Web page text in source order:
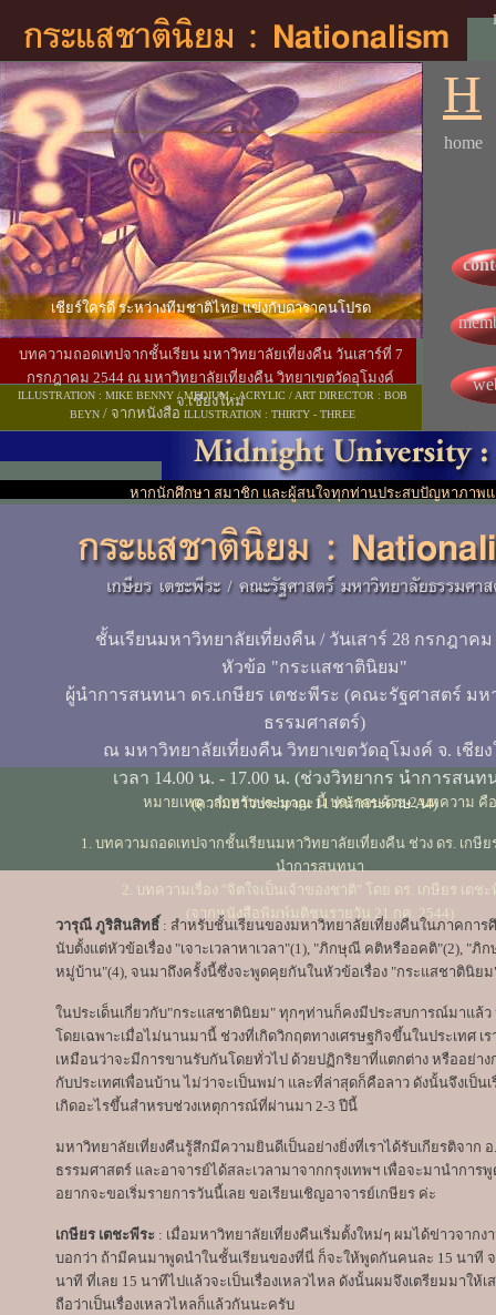
บทความถอดเทปจากชั้นเรียน มหาวิทยาลัยเที่ยงคืน วันเสาร์ที่ 7
กรกฎาคม 2544 ณ มหาวิทยาลัยเที่ยงคืน วิทยาเขตวัดอุโมงค์
จ.เชียงใหม่
ILLUSTRATION : MIKE BENNY / MEDIUM : ACRYLIC / ART DIRECTOR : BOB
BEYN / จากหนังสือ ILLUSTRATION : THIRTY - THREE
H
home
หากนักศึกษา สมาชิก และผู้สนใจทุกท่านประสบปัญหาภาพ
เชียร์ใครดี ระหว่างทีมชาติไทย แข่งกับดาราคนโปรด
ชั้นเรียนมหาวิทยาลัยเที่ยงคืน / วันเสาร์ 28 กรกฎาคม
หัวข้อ "กระแสชาตินิยม"
ผู้นำการสนทนา ดร.เกษียร เตชะพีระ (คณะรัฐศาสตร์ มห
ธรรมศาสตร์)
ณ มหาวิทยาลัยเที่ยงคืน วิทยาเขตวัดอุโมงค์ จ. เชีย
เวลา 14.00 น. - 17.00 น. (ช่วงวิทยากร นำการสนท
(ความยาวประมาณ 11 หน้ากระดาษ A4)
หมายเหตุ : สำหรับ webpage นี้ ประกอบด้วย 2 บทความ คือ
1. บทความถอดเทปจากชั้นเรียนมหาวิทยาลัยเที่ยงคืน ช่วง ดร. เกษีย
นำการสนทนา
2. บทความเรื่อง "จิตใจเป็นเจ้าของชาติ" โดย ดร. เกษียร เตชะ
(จากหนังสือพิมพ์มติชนรายวัน 21 กค. 2544)
วารุณี ภูริสินสิทธิ์ : สำหรับชั้นเรียนของมหาวิทยาลัยเที่ยงคืนในภาคกา
นับตั้งแต่หัวข้อเรื่อง "เจาะเวลาหาเวลา"(1), "ภิกษุณี คติหรืออคติ"(2), "
หมู่บ้าน"(4), จนมาถึงครั้งนี้ซึ่งจะพูดคุยกันในหัวข้อเรื่อง "กระแสชาตินิยม
ในประเด็นเกี่ยวกับ"กระแสชาตินิยม" ทุกๆท่านก็คงมีประสบการณ์มาแล้
โดยเฉพาะเมื่อไม่นานมานี้ ช่วงที่เกิดวิกฤตทางเศรษฐกิจขึ้นในประเทศ
เหมือนว่าจะมีการขานรับกันโดยทั่วไป ด้วยปฏิกริยาที่แตกต่าง หรืออย่า
กับประเทศเพื่อนบ้าน ไม่ว่าจะเป็นพม่า และที่ล่าสุดก็คือลาว ดังนั้นจึงเป็น
เกิดอะไรขึ้นสำหรบช่วงเหตุการณ์ที่ผ่านมา 2-3 ปีนี้
มหาวิทยาลัยเที่ยงคืนรู้สึกมีความยินดีเป็นอย่างยิ่งที่เราได้รับเกียรติจาก
ธรรมศาสตร์ และอาจารย์ได้สละเวลามาจากกรุงเทพฯ เพื่อจะมานำการ
อยากจะขอเริ่มรายการวันนี้เลย ขอเรียนเชิญอาจารย์เกษียร ค่ะ
เกษียร เตชะพีระ : เมื่อมหาวิทยาลัยเที่ยงคืนเริ่มตั้งใหม่ๆ ผมได้ข่าวจาก
บอกว่า ถ้ามีคนมาพูดนำในชั้นเรียนของที่นี่ ก็จะให้พูดกันคนละ 15 นาที
นาที ที่เลย 15 นาทีไปแล้วจะเป็นเรื่องเหลวไหล ดังนั้นผมจึงเตรียมมาให้
ถือว่าเป็นเรื่องเหลวไหลก็แล้วกันนะครับ